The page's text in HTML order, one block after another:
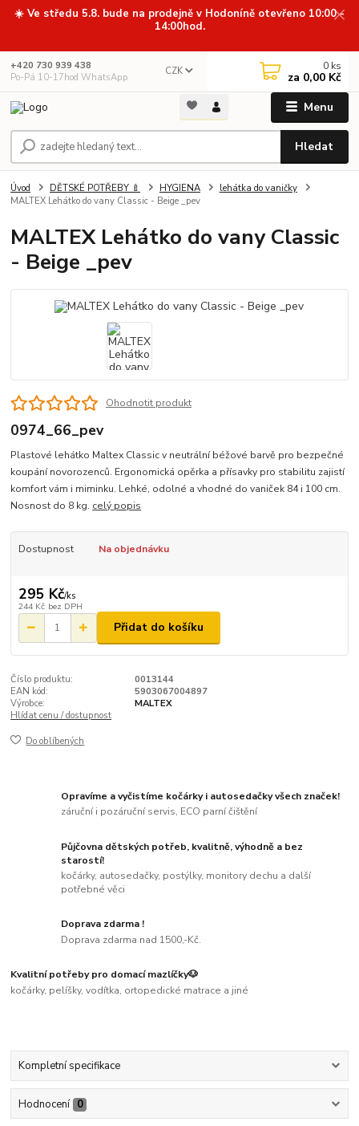
☀️ Ve středu 5.8. bude na prodejně v Hodoníně otevřeno 10:00 -
14:00hod.
Menu
CZK
Hledat
+420 730 939 438
Po-Pá 10-17hod WhatsApp
0 ks
za 0,00 Kč
Úvod DĚTSKÉ POTŘEBY 🍼 HYGIENA
lehátka do vaničky
MALTEX Lehátko do vany Classic - Beige _pev
MALTEX Lehátko do vany Classic
- Beige _pev
Ohodnotit produkt
0974_66_pev
Plastové lehátko Maltex Classic v neutrální béžové barvě pro bezpečné
koupání novorozenců. Ergonomická opěrka a přísavky pro stabilitu zajistí
komfort vám i miminku. Lehké, odolné a vhodné do vaniček 84 i 100 cm.
Nosnost do 8 kg. celý popis
Dostupnost Na objednávku
295 Kč/ks
244 Kč bez DPH
Přidat do košíku
Číslo produktu:
0013144
EAN kód:
5903067004897
Výrobce:
MALTEX
Hlídat cenu / dostupnost
Do oblíbených
Opravíme a vyčistíme kočárky i autosedačky všech značek!
záruční i pozáruční servis, ECO parní čištění
Půjčovna dětských potřeb, kvalitně, výhodně a bez
starostí!
kočárky, autosedačky, postýlky, monitory dechu a další
potřebné věci
Doprava zdarma !
Doprava zdarma nad 1500,-Kč.
Kvalitní potřeby pro domací mazlíčky🐶
kočárky, pelíšky, vodítka, ortopedické matrace a jiné
Kompletní specifikace
Hodnocení 0